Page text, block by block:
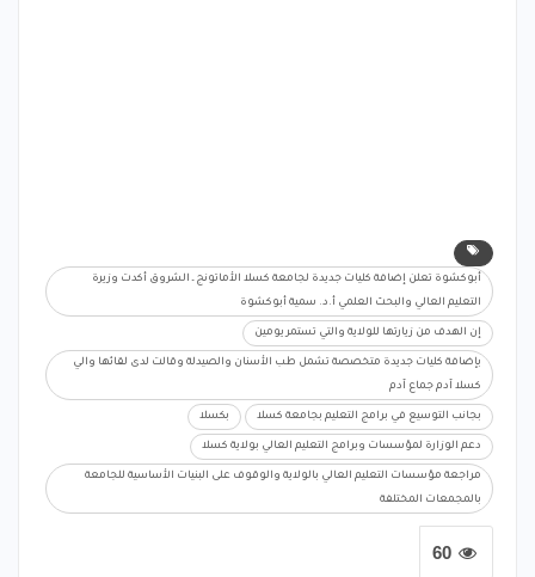
أبوكشوة تعلن إضافة كليات جديدة لجامعة كسلا الأماتونج ـ الشروق أكدت وزيرة
التعليم العالي والبحث العلمي أ.د. سمية أبوكشوة
إن الهدف من زيارتها للولاية والتي تستمر يومين
بإضافة كليات جديدة متخصصة تشمل طب الأسنان والصيدلة وقالت لدى لقائها والي
كسلا آدم جماع آدم
بجانب التوسيع في برامج التعليم بجامعة كسلا بكسلا
دعم الوزارة لمؤسسات وبرامج التعليم العالي بولاية كسلا
مراجعة مؤسسات التعليم العالي بالولاية والوقوف على البنيات الأساسية للجامعة
بالمجمعات المختلفة
60